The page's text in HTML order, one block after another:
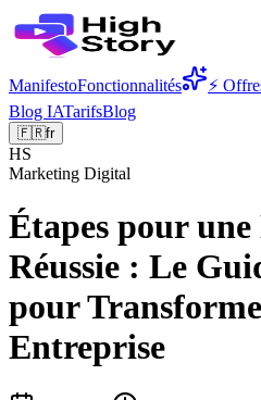
ManifestoFonctionnalités ⚡
Blog IATarifsBlog
🇫🇷fr
HS
Marketing Digital
Étapes pour
Réussie : Le
pour
Entreprise